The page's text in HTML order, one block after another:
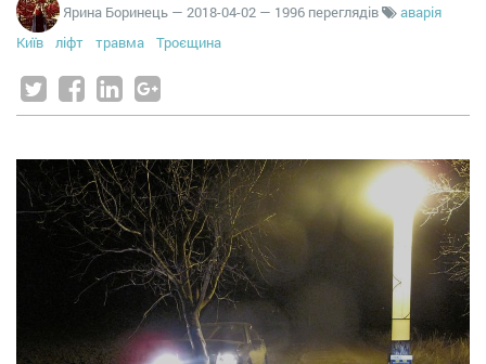
Ярина Боринець — 2018-04-02 — 1996 переглядів
аварія
Київ
ліфт травма Троєщина